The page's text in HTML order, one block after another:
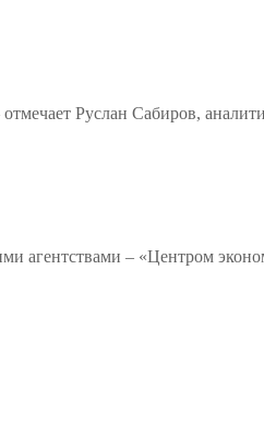
Руслан Сабиров,
агентствами – «Центром